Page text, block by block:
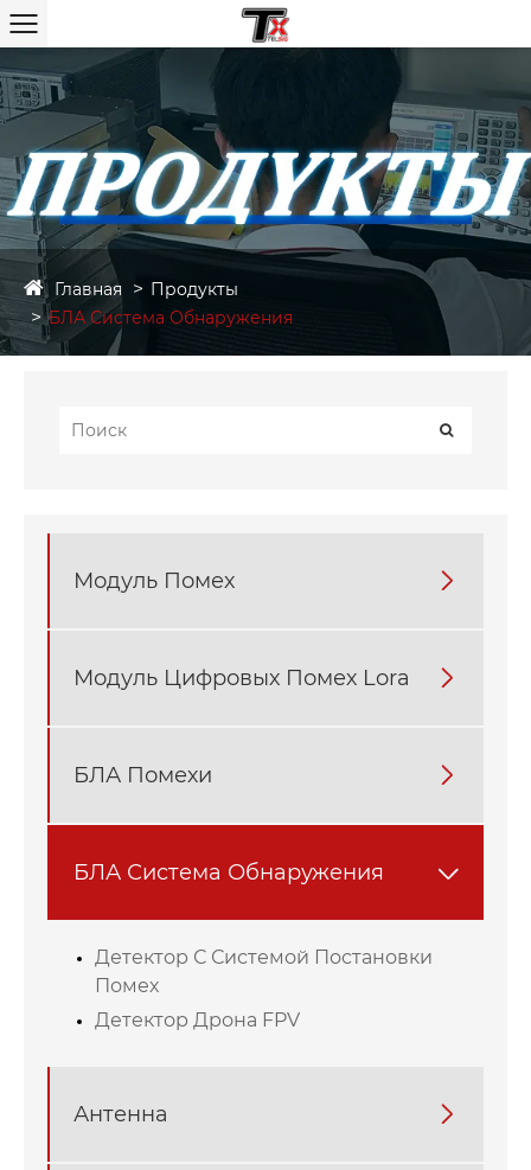
Главная
Продукты
БЛА Система Обнаружения
Модуль Помех 
Модуль Цифровых Помех Lora 
БЛА Помехи 
БЛА Система Обнаружения 
Детектор С Системой Постановки
Помех
Детектор Дрона FPV
Антенна 